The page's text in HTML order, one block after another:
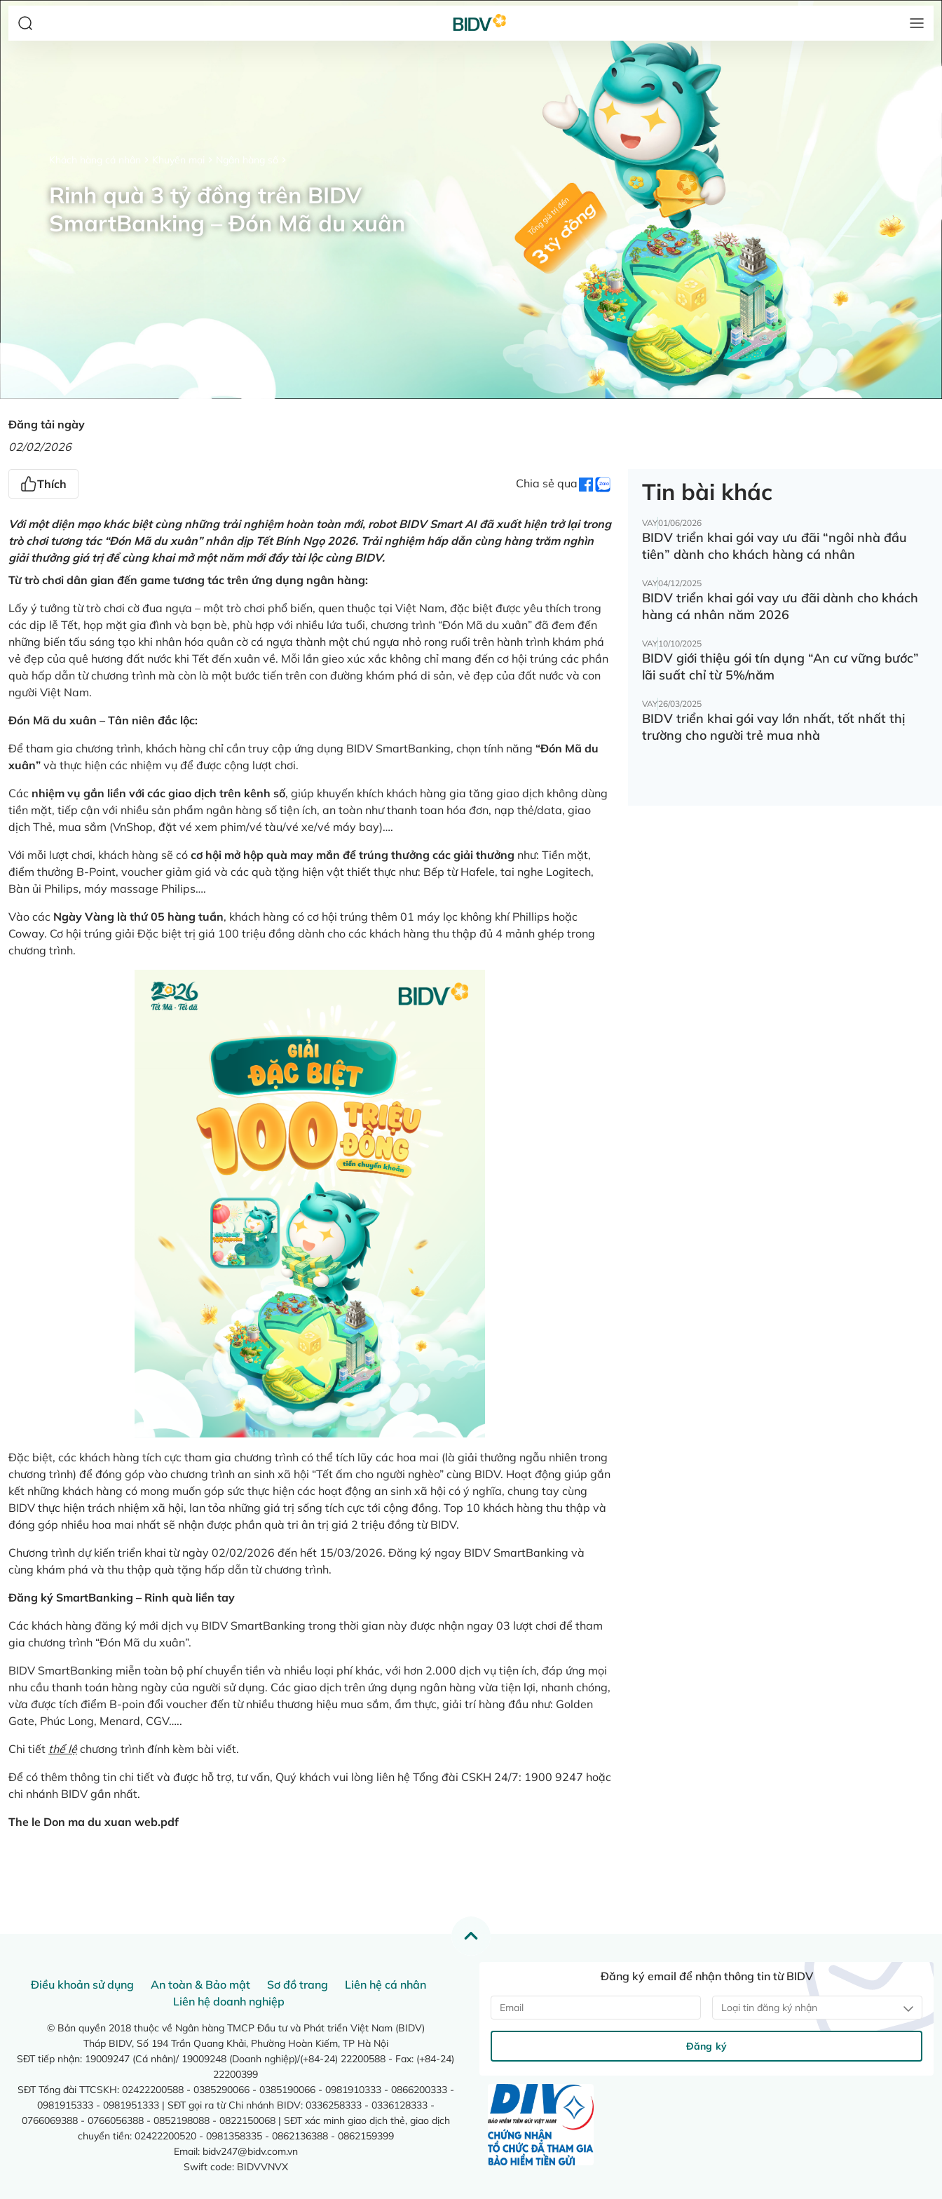
Khuyến mại Ngân hàng số
Rinh quà 3 tỷ đồng trên BIDV
SmartBanking – Đón Mã du xuân
Đăng tải ngày
02/02/2026
Thích Chia sẻ qua
Với một diện mạo khác biệt cùng những trải nghiệm hoàn toàn mới, robot BIDV Smart AI đã xuất hiện trở lại trong
trò chơi tương tác “Đón Mã du xuân” nhân dịp Tết Bính Ngọ 2026. Trải nghiệm hấp dẫn cùng hàng trăm nghìn
giải thưởng giá trị để cùng khai mở một năm mới đầy tài lộc cùng BIDV.
Từ trò chơi dân gian đến game tương tác trên ứng dụng ngân hàng:
Lấy ý tưởng từ trò chơi cờ đua ngựa – một trò chơi phổ biến, quen thuộc tại Việt Nam, đặc biệt được yêu thích trong
các dịp lễ Tết, họp mặt gia đình và bạn bè, phù hợp với nhiều lứa tuổi, chương trình “Đón Mã du xuân” đã đem đến
những biến tấu sáng tạo khi nhân hóa quân cờ cá ngựa thành một chú ngựa nhỏ rong ruổi trên hành trình khám phá
vẻ đẹp của quê hương đất nước khi Tết đến xuân về. Mỗi lần gieo xúc xắc không chỉ mang đến cơ hội trúng các phần
quà hấp dẫn từ chương trình mà còn là một bước tiến trên con đường khám phá di sản, vẻ đẹp của đất nước và con
người Việt Nam.
Đón Mã du xuân – Tân niên đắc lộc:
Để tham gia chương trình, khách hàng chỉ cần truy cập ứng dụng BIDV SmartBanking, chọn tính năng “Đón Mã du
xuân” và thực hiện các nhiệm vụ để được cộng lượt chơi.
Các nhiệm vụ gắn liền với các giao dịch trên kênh số, giúp khuyến khích khách hàng gia tăng giao dịch không dùng
tiền mặt, tiếp cận với nhiều sản phẩm ngân hàng số tiện ích, an toàn như thanh toan hóa đơn, nạp thẻ/data, giao
dịch Thẻ, mua sắm (VnShop, đặt vé xem phim/vé tàu/vé xe/vé máy bay)….
Với mỗi lượt chơi, khách hàng sẽ có cơ hội mở hộp quà may mắn để trúng thưởng các giải thưởng như: Tiền mặt,
điểm thưởng B-Point, voucher giảm giá và các quà tặng hiện vật thiết thực như: Bếp từ Hafele, tai nghe Logitech,
Bàn ủi Philips, máy massage Philips….
Vào các Ngày Vàng là thứ 05 hàng tuần, khách hàng có cơ hội trúng thêm 01 máy lọc không khí Phillips hoặc
Coway. Cơ hội trúng giải Đặc biệt trị giá 100 triệu đồng dành cho các khách hàng thu thập đủ 4 mảnh ghép trong
chương trình.
Đặc biệt, các khách hàng tích cực tham gia chương trình có thể tích lũy các hoa mai (là giải thưởng ngẫu nhiên trong
chương trình) để đóng góp vào chương trình an sinh xã hội “Tết ấm cho người nghèo” cùng BIDV. Hoạt động giúp gắn
kết những khách hàng có mong muốn góp sức thực hiện các hoạt động an sinh xã hội có ý nghĩa, chung tay cùng
BIDV thực hiện trách nhiệm xã hội, lan tỏa những giá trị sống tích cực tới cộng đồng. Top 10 khách hàng thu thập và
đóng góp nhiều hoa mai nhất sẽ nhận được phần quà tri ân trị giá 2 triệu đồng từ BIDV.
Chương trình dự kiến triển khai từ ngày 02/02/2026 đến hết 15/03/2026. Đăng ký ngay BIDV SmartBanking và
cùng khám phá và thu thập quà tặng hấp dẫn từ chương trình.
Đăng ký SmartBanking – Rinh quà liền tay
Các khách hàng đăng ký mới dịch vụ BIDV SmartBanking trong thời gian này được nhận ngay 03 lượt chơi để tham
gia chương trình “Đón Mã du xuân”.
BIDV SmartBanking miễn toàn bộ phí chuyển tiền và nhiều loại phí khác, với hơn 2.000 dịch vụ tiện ích, đáp ứng mọi
nhu cầu thanh toán hàng ngày của người sử dụng. Các giao dịch trên ứng dụng ngân hàng vừa tiện lợi, nhanh chóng,
vừa được tích điểm B-poin đổi voucher đến từ nhiều thương hiệu mua sắm, ẩm thực, giải trí hàng đầu như: Golden
Gate, Phúc Long, Menard, CGV…..
Chi tiết thể lệchương trình đính kèm bài viết.
Để có thêm thông tin chi tiết và được hỗ trợ, tư vấn, Quý khách vui lòng liên hệ Tổng đài CSKH 24/7: 1900 9247 hoặc
chi nhánh BIDV gần nhất.
The le Don ma du xuan web.pdf
Tin bài khác
VAY01/06/2026
BIDV triển khai gói vay ưu đãi “ngôi nhà đầu
tiên” dành cho khách hàng cá nhân
VAY04/12/2025
BIDV triển khai gói vay ưu đãi dành cho khách
hàng cá nhân năm 2026
VAY10/10/2025
BIDV giới thiệu gói tín dụng “An cư vững bước”
lãi suất chỉ từ 5%/năm
VAY26/03/2025
BIDV triển khai gói vay lớn nhất, tốt nhất thị
trường cho người trẻ mua nhà
Điều khoản sử dụng An toàn & Bảo mật Sơ đồ trang
Liên hệ cá nhân
Liên hệ doanh nghiệp
© Bản quyền 2018 thuộc về Ngân hàng TMCP Đầu tư và Phát triển Việt Nam (BIDV)
Tháp BIDV, Số 194 Trần Quang Khải, Phường Hoàn Kiếm, TP Hà Nội
SĐT tiếp nhận: 19009247 (Cá nhân)/ 19009248 (Doanh nghiệp)/(+84-24) 22200588 - Fax: (+84-24)
22200399
SĐT Tổng đài TTCSKH: 02422200588 - 0385290066 - 0385190066 - 0981910333 - 0866200333 -
0981915333 - 0981951333 | SĐT gọi ra từ Chi nhánh BIDV: 0336258333 - 0336128333 -
0766069388 - 0766056388 - 0852198088 - 0822150068 | SĐT xác minh giao dịch thẻ, giao dịch
chuyển tiền: 02422200520 - 0981358335 - 0862136388 - 0862159399
Email: bidv247@bidv.com.vn
Swift code: BIDVVNVX
Đăng ký email để nhận thông tin từ BIDV
Loại tin đăng ký nhận
Đăng ký